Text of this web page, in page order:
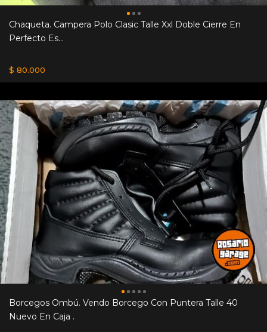
Chaqueta. Campera Polo Clasic Talle Xxl Doble Cierre En
Perfecto Es...
$ 80.000
Borcegos Ombú. Vendo Borcego Con Puntera Talle 40
Nuevo En Caja .